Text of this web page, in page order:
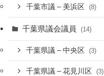
千葉市議 – 美浜区 (8)
千葉県議会議員 (14)
千葉県議 – 中央区 (3)
千葉県議 – 花見川区 (3)